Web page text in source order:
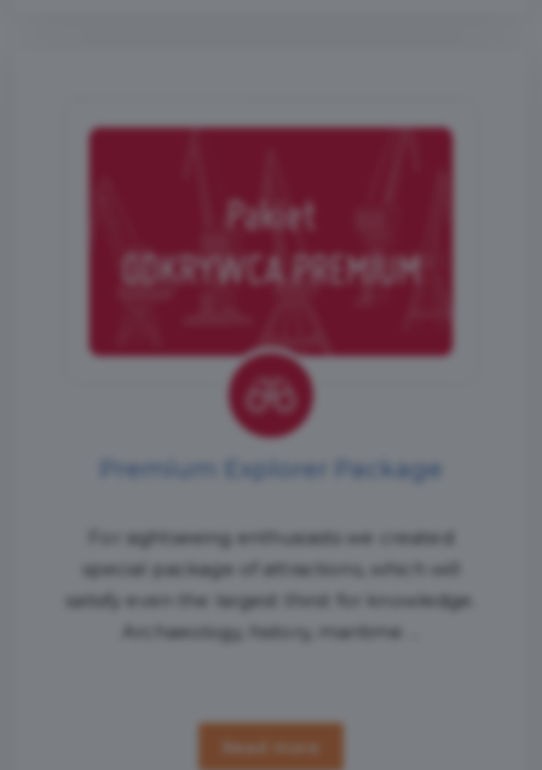
Premium Explorer Package
For sightseeing enthusiasts we created
special package of attractions, which will
satisfy even the largest thirst for knowledge.
Archaeology, history, maritime ...
Read more